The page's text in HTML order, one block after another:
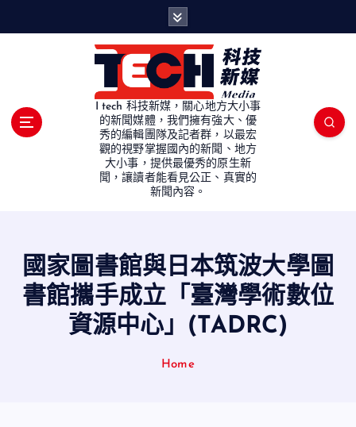
I tech 科技新媒，關心地方大小事
的新聞媒體，我們擁有強大、優
秀的編輯團隊及記者群，以最宏
觀的視野掌握國內的新聞、地方
大小事，提供最優秀的原生新
聞，讓讀者能看見公正、真實的
新聞內容。
國家圖書館與日本筑波大學圖
書館攜手成立「臺灣學術數位
資源中心」(TADRC)
Home